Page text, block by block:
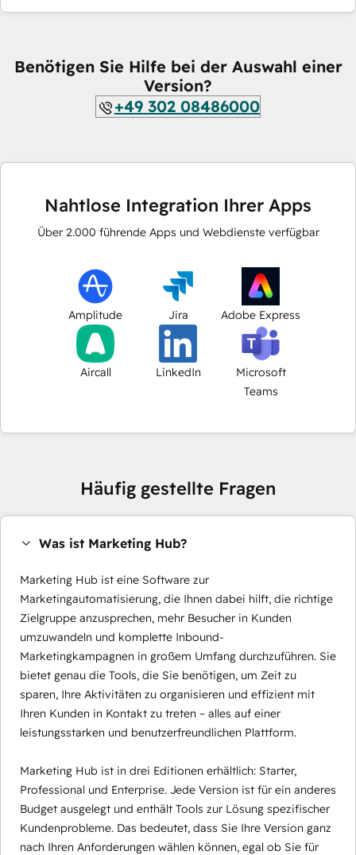
Benötigen Sie Hilfe bei der Auswahl einer
Version?
+49 302 08486000
Nahtlose Integration Ihrer Apps
Über 2.000 führende Apps und Webdienste verfügbar
Amplitude Jira Adobe Express
Aircall LinkedIn
Microsoft
Teams
Häufig gestellte Fragen
Was ist Marketing Hub?
Marketing Hub ist eine Software zur
Marketingautomatisierung, die Ihnen dabei hilft, die richtige
Zielgruppe anzusprechen, mehr Besucher in Kunden
umzuwandeln und komplette Inbound-
Marketingkampagnen in großem Umfang durchzuführen. Sie
bietet genau die Tools, die Sie benötigen, um Zeit zu
sparen, Ihre Aktivitäten zu organisieren und effizient mit
Ihren Kunden in Kontakt zu treten – alles auf einer
leistungsstarken und benutzerfreundlichen Plattform.
Marketing Hub ist in drei Editionen erhältlich: Starter,
Professional und Enterprise. Jede Version ist für ein anderes
Budget ausgelegt und enthält Tools zur Lösung spezifischer
Kundenprobleme. Das bedeutet, dass Sie Ihre Version ganz
nach Ihren Anforderungen wählen können, egal ob Sie für